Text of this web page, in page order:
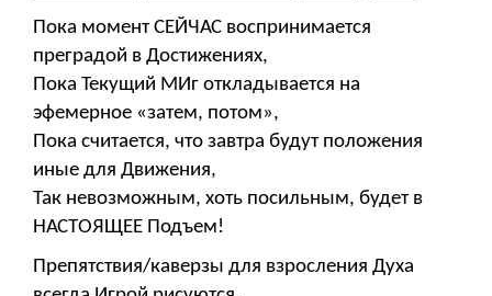
Пока момент СЕЙЧАС воспринимается
преградой в Достижениях,
Пока Текущий МИг откладывается на
эфемерное «затем, потом»,
Пока считается, что завтра будут положения
иные для Движения,
Так невозможным, хоть посильным, будет в
НАСТОЯЩЕЕ Подъем!
Препятствия/каверзы для взросления Духа